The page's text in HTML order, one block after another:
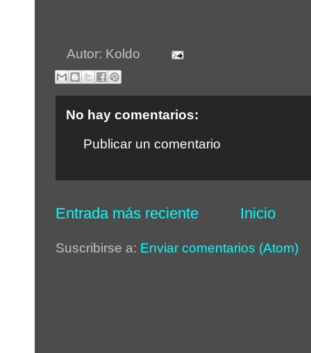
Autor: Koldo
No hay comentarios:
Publicar un comentario
Entrada más reciente Inicio
Suscribirse a: Enviar comentarios (Atom)